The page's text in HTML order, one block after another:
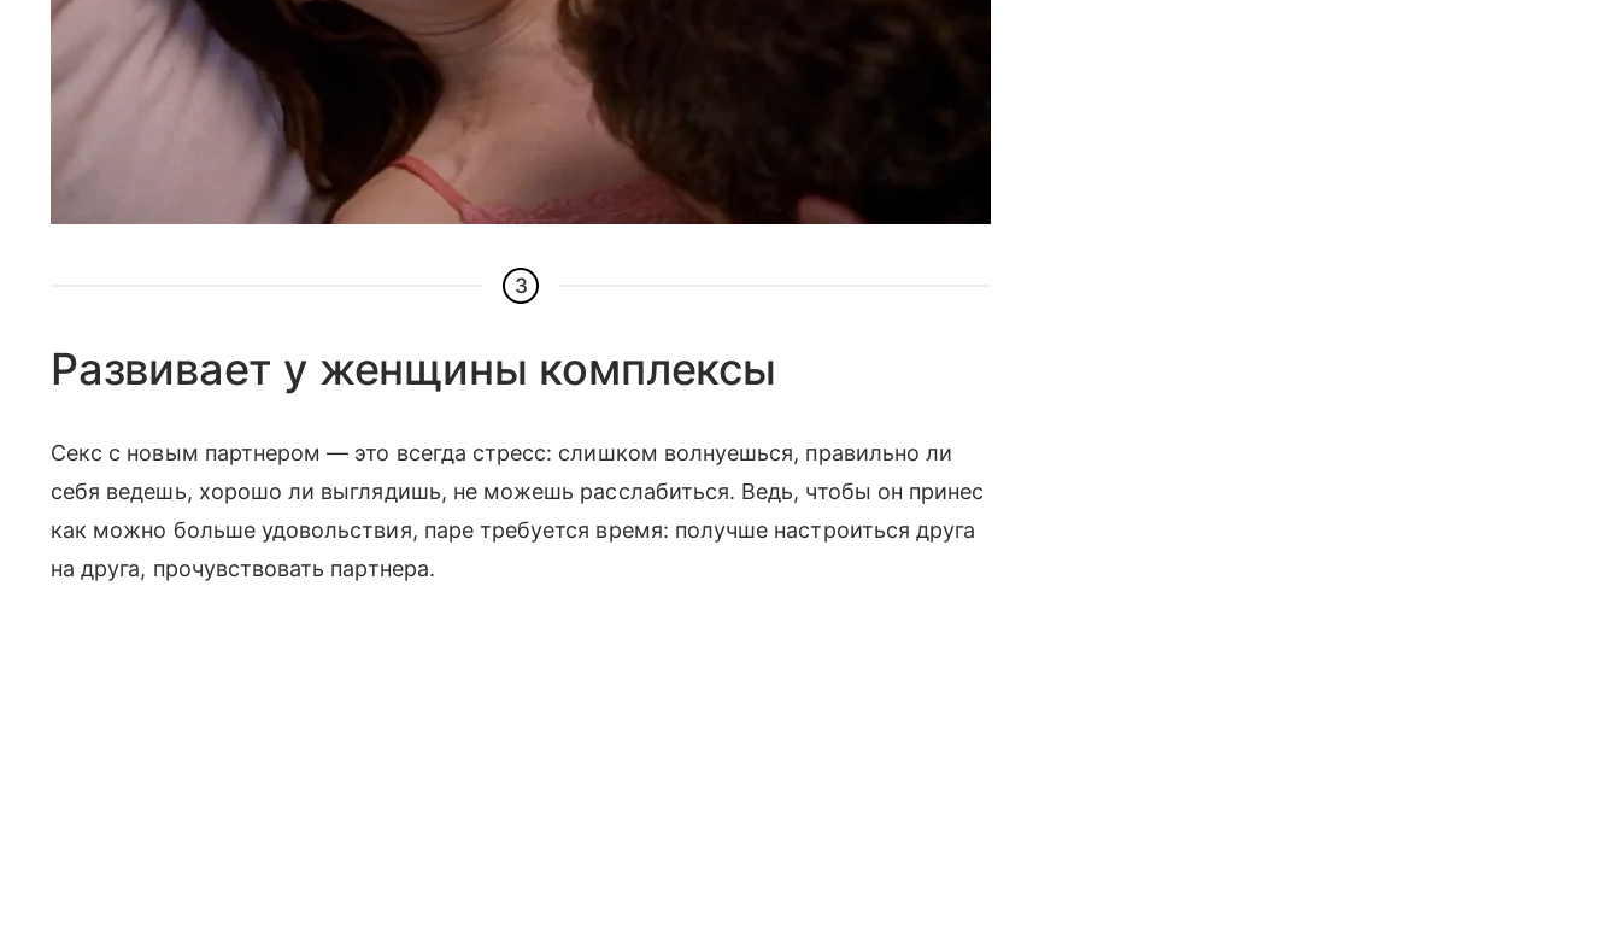
3
Развивает у женщины комплексы
Секс с новым партнером — это всегда стресс: слишком волнуешься, правильно ли
себя ведешь, хорошо ли выглядишь, не можешь расслабиться. Ведь, чтобы он принес
как можно больше удовольствия, паре требуется время: получше настроиться друга
на друга, прочувствовать партнера.